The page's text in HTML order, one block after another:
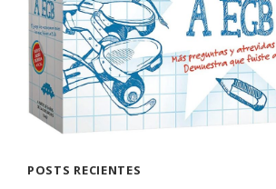
POSTS RECIENTES